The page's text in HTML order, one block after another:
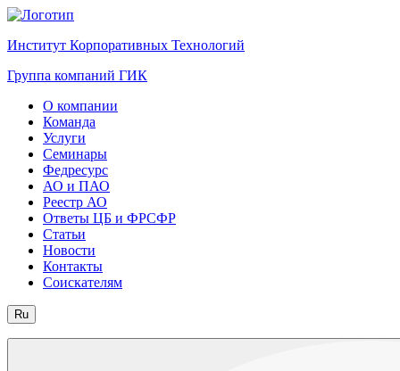
Институт Корпоративных Технологий
Группа компаний ГИК
О компании
Команда
Услуги
Семинары
Федресурс
АО и ПАО
Реестр АО
Ответы ЦБ и ФРСФР
Статьи
Новости
Контакты
Соискателям
Ru